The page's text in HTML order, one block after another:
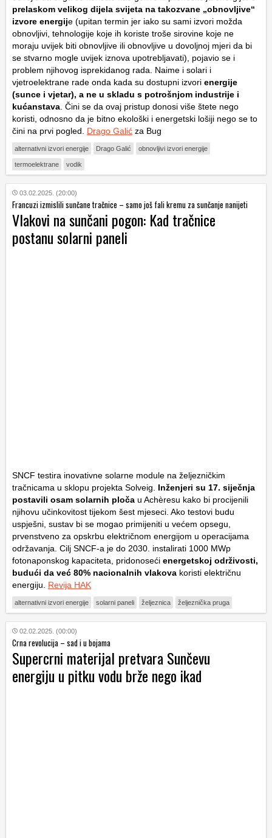
prelaskom velikog dijela svijeta na takozvane „obnovljive“
izvore energije (upitan termin jer iako su sami izvori možda
obnovljivi, tehnologije koje ih koriste troše sirovine koje ne
moraju uvijek biti obnovljive ili obnovljive u dovoljnoj mjeri da bi
se stvarno mogle uvijek iznova upotrebljavati), pojavio se i
problem njihovog isprekidanog rada. Naime i solari i
vjetroelektrane rade onda kada su dostupni izvori energije
(sunce i vjetar), a ne u skladu s potrošnjom industrije i
kućanstava . Čini se da ovaj pristup donosi više štete nego
koristi, odnosno da je bitno ekološki i energetski lošiji nego se to
čini na prvi pogled. Drago Galić za Bug
alternativni izvori energije Drago Galić obnovljivi izvori energije
termoelektrane vodik
03.02.2025. (20:00)
Francuzi izmislili sunčane tračnice – samo još fali kremu za sunčanje nanijeti
Vlakovi na sunčani pogon: Kad tračnice
postanu solarni paneli
SNCF testira inovativne solarne module na željezničkim
tračnicama u sklopu projekta Solveig. Inženjeri su 17. siječnja
postavili osam solarnih ploča u Achèresu kako bi procijenili
njihovu učinkovitost tijekom šest mjeseci. Ako testovi budu
uspješni, sustav bi se mogao primijeniti u većem opsegu,
prvenstveno za opskrbu električnom energijom u operacijama
održavanja. Cilj SNCF-a je do 2030. instalirati 1000 MWp
fotonaponskog kapaciteta, pridonoseći energetskoj održivosti,
budući da već 80% nacionalnih vlakova koristi električnu
energiju. Revija HAK
alternativni izvori energije solarni paneli željeznica željeznička pruga
02.02.2025. (00:00)
Crna revolucija – sad i u bojama
Supercrni materijal pretvara Sunčevu
energiju u pitku vodu brže nego ikad